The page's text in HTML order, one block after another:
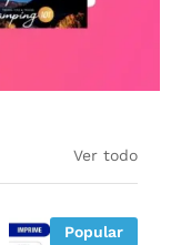
Ver todo
Popular